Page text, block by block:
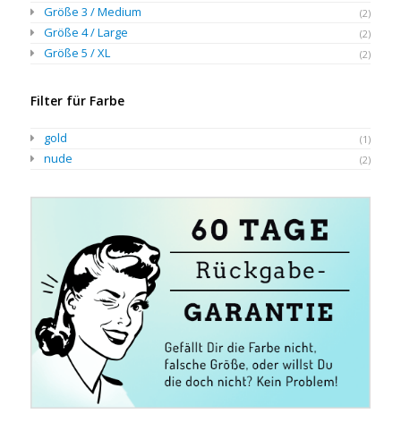
Größe 3 / Medium (2)
Größe 4 / Large (2)
Größe 5 / XL (2)
Filter für Farbe
gold (1)
nude (2)